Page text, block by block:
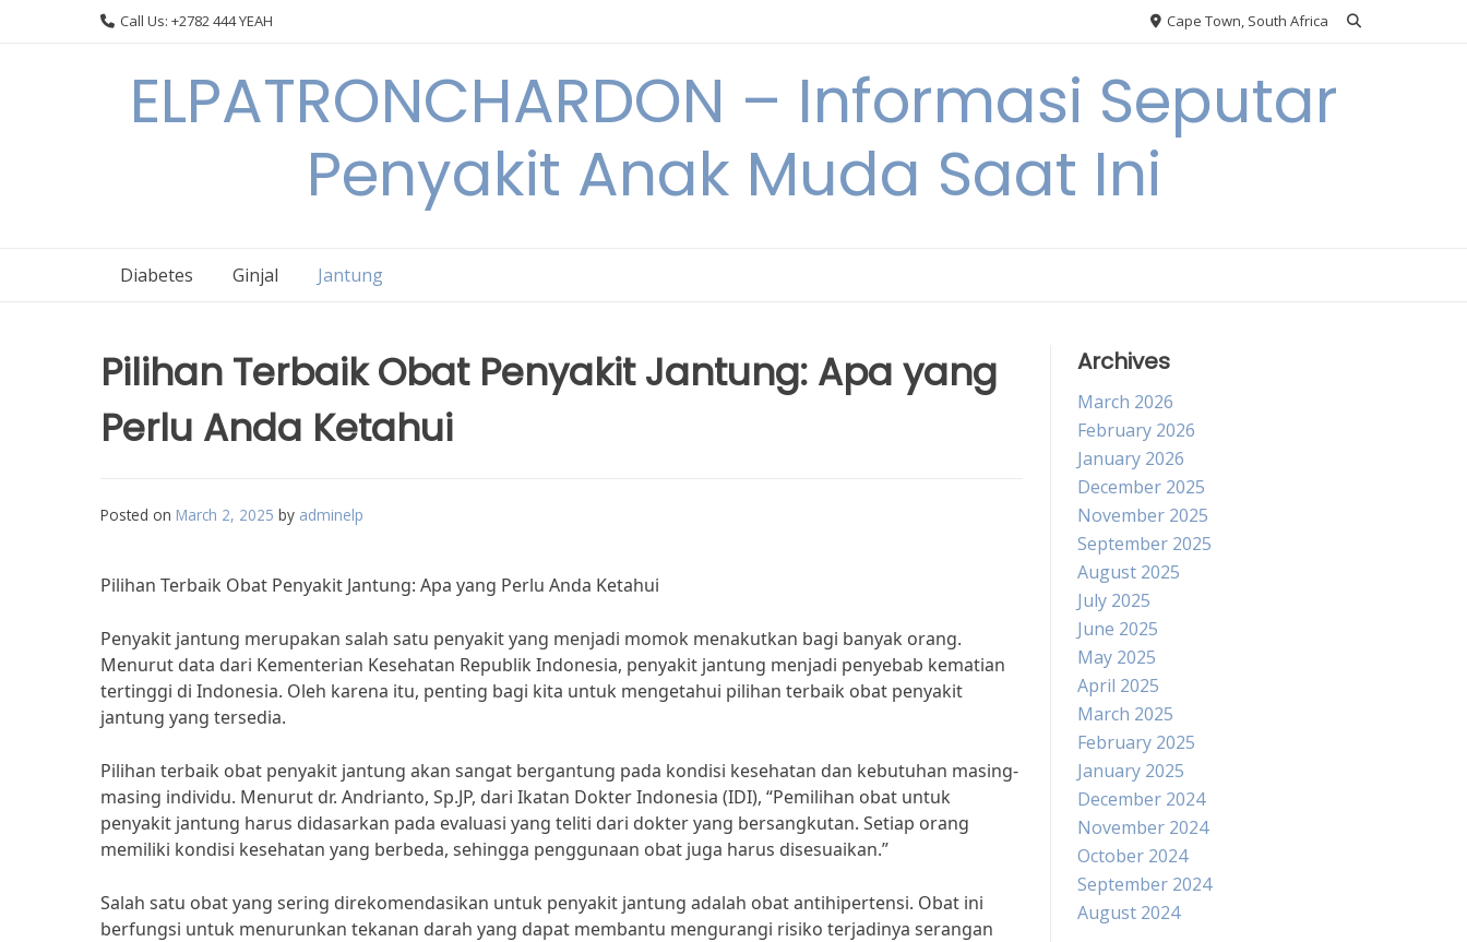
Call Us: +2782 444 YEAH Cape Town, South Africa
ELPATRONCHARDON – Informasi Seputar
Penyakit Anak Muda Saat Ini
Diabetes Ginjal Jantung
Pilihan Terbaik Obat Penyakit Jantung: Apa yang
Perlu Anda Ketahui
Posted on March 2, 2025 by adminelp
Pilihan Terbaik Obat Penyakit Jantung: Apa yang Perlu Anda Ketahui
Penyakit jantung merupakan salah satu penyakit yang menjadi momok menakutkan bagi banyak orang.
Menurut data dari Kementerian Kesehatan Republik Indonesia, penyakit jantung menjadi penyebab kematian
tertinggi di Indonesia. Oleh karena itu, penting bagi kita untuk mengetahui pilihan terbaik obat penyakit
jantung yang tersedia.
Pilihan terbaik obat penyakit jantung akan sangat bergantung pada kondisi kesehatan dan kebutuhan masing-
masing individu. Menurut dr. Andrianto, Sp.JP, dari Ikatan Dokter Indonesia (IDI), “Pemilihan obat untuk
penyakit jantung harus didasarkan pada evaluasi yang teliti dari dokter yang bersangkutan. Setiap orang
memiliki kondisi kesehatan yang berbeda, sehingga penggunaan obat juga harus disesuaikan.”
Salah satu obat yang sering direkomendasikan untuk penyakit jantung adalah obat antihipertensi. Obat ini
berfungsi untuk menurunkan tekanan darah yang dapat membantu mengurangi risiko terjadinya serangan
Archives
March 2026
February 2026
January 2026
December 2025
November 2025
September 2025
August 2025
July 2025
June 2025
May 2025
April 2025
March 2025
February 2025
January 2025
December 2024
November 2024
October 2024
September 2024
August 2024